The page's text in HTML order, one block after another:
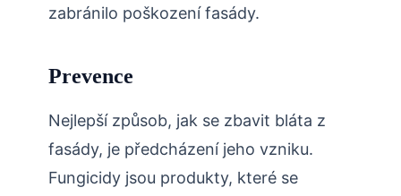
zabránilo poškození fasády.
Prevence
Nejlepší způsob, jak se zbavit bláta z
fasády, je předcházení jeho vzniku.
Fungicidy jsou produkty, které se